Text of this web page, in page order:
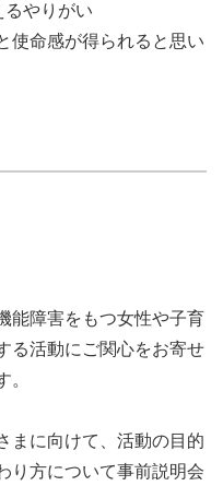
るやりがい
使命感が得られると思い
能障害をもつ女性や子育
る活動にご関心をお寄せ
。
まに向けて、活動の目的
り方について事前説明会